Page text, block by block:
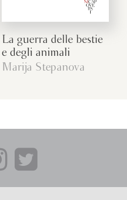
La guerra delle bestie
e degli animali
Marija Stepanova